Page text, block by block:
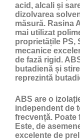
acid, alcali și
dizolvarea
măsură. Rasina
mai utilizat
proprietățile PS,
mecanice
de fază rigid.
butadienă și
reprezintă
ABS are o
independent de
frecvență. Poate
Este, de
excelente de